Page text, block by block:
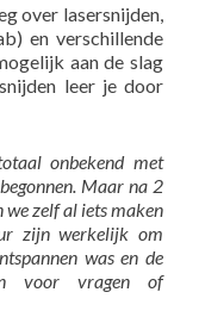
over lasersnijden,
en verschillende
aan de slag
leer je door
onbekend met
Maar na 2
we zelf al iets maken
zijn werkelijk om
was en de
voor vragen of